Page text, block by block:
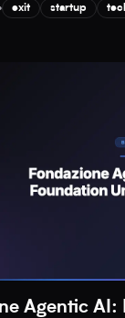
exit startup
Agentic